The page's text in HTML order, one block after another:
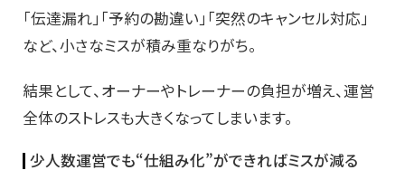
「伝達漏れ」「予約の勘違い」「突然のキャンセル対応」
など、小さなミスが積み重なりがち。
結果として、オーナーやトレーナーの負担が増え、運営
全体のストレスも大きくなってしまいます。
少人数運営でも“仕組み化”ができればミスが減る